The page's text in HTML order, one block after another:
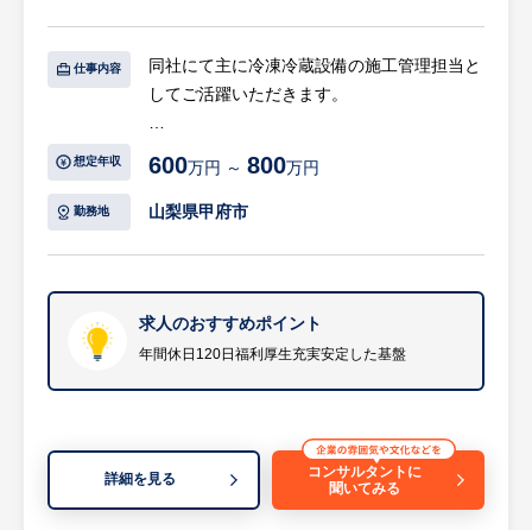
※詳細は面談時にお伝えします
【HUREX求人担当コメント】
○ 山梨県内トップクラスのシェア×100%自社
・食品流通業界をはじめとする受託率におい
・神奈川支店の展開や2026年3月の新自社ビ
ル移転など、着実に成長・拡大を続けていま
す。
・常駐や出向業務は一切なく、社内で情報共
○ ワークライフバランスとアットホームな風
仕事内容
同社にて主に冷凍冷蔵設備の施工管理担当と
してご活躍いただきます。
・施工計画
・工程管理
・発注業務
・原価管理
※メインはスーパーマーケットやコンビニな
日から2週間ほどで終わるケースもございま
想定年収 600万円 ～ 800万円
勤務地 山梨県甲府市
求人のおすすめポイント
年間休日120日福利厚生充実安定した基盤
詳細を見る
コンサルタントに
聞いてみる